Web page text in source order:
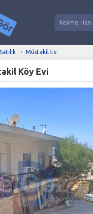
Satılık Müstakil Ev
Köy Evi